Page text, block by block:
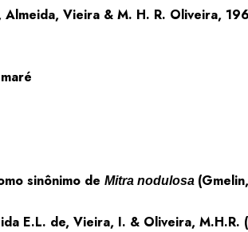
Vieira & M. H. R. Oliveira,
sinônimo de Mitra nodulosa (Gmelin,
E.L. de, Vieira, I. & Oliveira, M.H.R.